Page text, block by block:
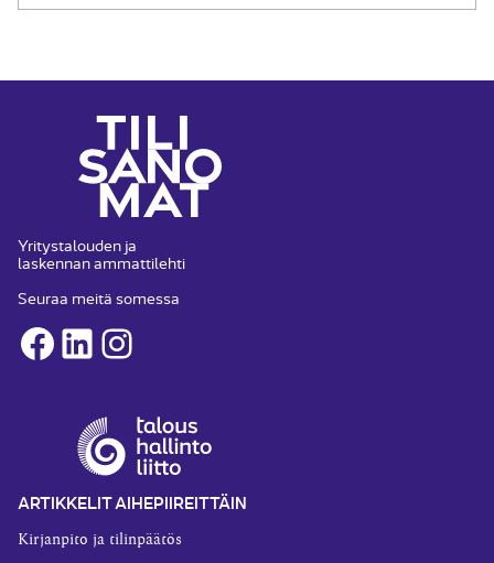
Yritystalouden ja
laskennan ammattilehti
Seuraa meitä somessa
Facebook
LinkedInInstagram
ARTIKKELIT AIHEPIIREITTÄIN
Kirjanpito ja tilinpäätös